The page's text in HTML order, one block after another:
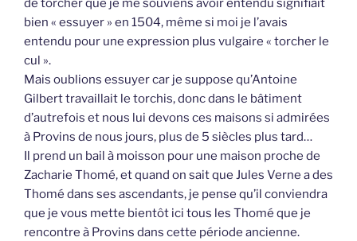
de torcher que je me souviens avoir entendu signifiait
bien « essuyer » en 1504, même si moi je l’avais
entendu pour une expression plus vulgaire « torcher le
cul ».
Mais oublions essuyer car je suppose qu’Antoine
Gilbert travaillait le torchis, donc dans le bâtiment
d’autrefois et nous lui devons ces maisons si admirées
à Provins de nous jours, plus de 5 siècles plus tard…
Il prend un bail à moisson pour une maison proche de
Zacharie Thomé, et quand on sait que Jules Verne a des
Thomé dans ses ascendants, je pense qu’il conviendra
que je vous mette bientôt ici tous les Thomé que je
rencontre à Provins dans cette période ancienne.